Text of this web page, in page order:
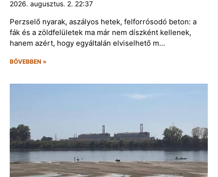
2026. augusztus. 2. 22:37
Perzselő nyarak, aszályos hetek, felforrósodó beton: a
fák és a zöldfelületek ma már nem díszként kellenek,
hanem azért, hogy egyáltalán elviselhető m…
BŐVEBBEN »